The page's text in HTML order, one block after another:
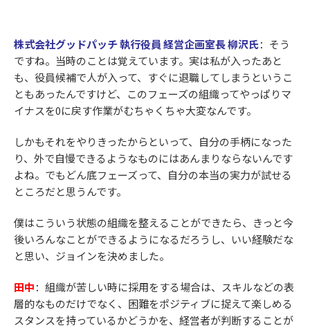
株式会社グッドパッチ 執行役員 経営企画室長 柳沢氏：そう
ですね。当時のことは覚えています。実は私が入ったあと
も、役員候補で人が入って、すぐに退職してしまうというこ
ともあったんですけど、このフェーズの組織ってやっぱりマ
イナスを0に戻す作業がむちゃくちゃ大変なんです。
しかもそれをやりきったからといって、自分の手柄になった
り、外で自慢できるようなものにはあんまりならないんです
よね。でもどん底フェーズって、自分の本当の実力が試せる
ところだと思うんです。
僕はこういう状態の組織を整えることができたら、きっと今
後いろんなことができるようになるだろうし、いい経験だな
と思い、ジョインを決めました。
田中：組織が苦しい時に採用をする場合は、スキルなどの表
層的なものだけでなく、困難をポジティブに捉えて楽しめる
スタンスを持っているかどうかを、経営者が判断することが